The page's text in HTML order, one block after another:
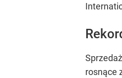
rosnące